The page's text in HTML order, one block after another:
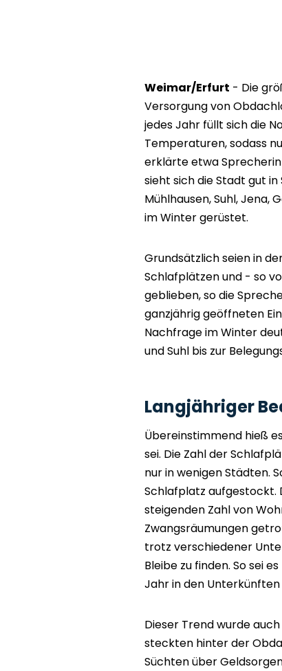
Weimar/Erfurt - Die
Versorgung von
jedes Jahr füllt sich die
Temperaturen, sodass
erklärte etwa
sieht sich die Stadt gut
Mühlhausen, Suhl, Jena,
im Winter gerüstet.
Grundsätzlich seien in
Schlafplätzen und - so
geblieben, so die
ganzjährig geöffneten
Nachfrage im Winter
und Suhl bis zur
Langjähriger
Übereinstimmend hieß
sei. Die Zahl der
nur in wenigen Städten.
Schlafplatz aufgestockt.
steigenden Zahl von
Zwangsräumungen
trotz verschiedener
Bleibe zu finden. So sei
Jahr in den
Dieser Trend wurde
steckten hinter der
Süchten über